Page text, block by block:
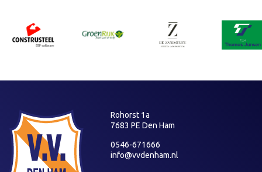
Rohorst 1a
7683 PE Den Ham
0546-671666
info@vvdenham.nl